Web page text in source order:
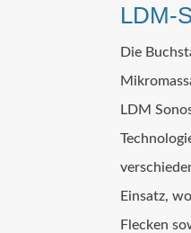
LDM-
Die
LDM
Einsatz,
Flecken